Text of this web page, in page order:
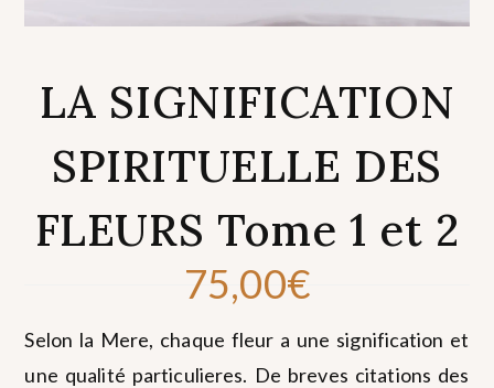
LA SIGNIFICATION
SPIRITUELLE DES
FLEURS Tome 1 et 2
75,00€
Selon la Mere, chaque fleur a une signification et
une qualité particulieres. De breves citations des